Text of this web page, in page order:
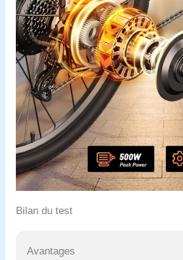
Bilan du test
Avantages